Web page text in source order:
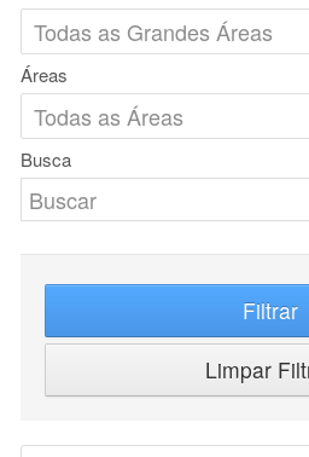
Áreas
Busca
Filtrar
Limpar